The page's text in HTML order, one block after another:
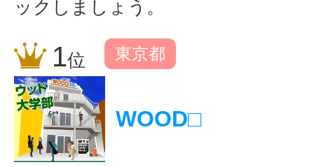
ックしましょう。
1位 東京都
WOOD□